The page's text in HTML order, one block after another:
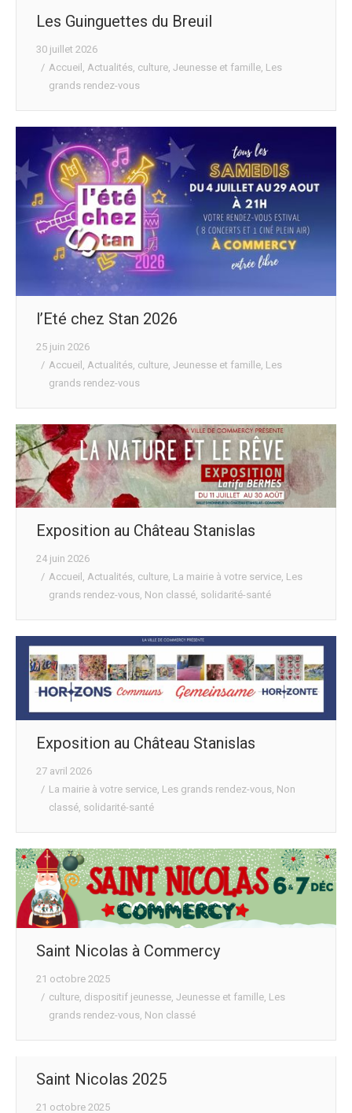
Les Guinguettes du Breuil
30 juillet 2026
Accueil , Actualités, culture, Jeunesse et famille, Les
grands rendez-vous
l’Eté chez Stan 2026
25 juin 2026
Accueil
Actualités culture Jeunesse et famille Les
grands rendez-vous
Exposition au Château Stanislas
24 juin 2026
Accueil , Actualités, culture, La mairie à votre service, Les
grands rendez-vous, Non classé, solidarité-santé
Exposition au Château Stanislas
27 avril 2026
La mairie à votre service Les grands rendez-vous Non
classé solidarité-santé
Saint Nicolas à Commercy
21 octobre 2025
culture, dispositif jeunesse, Jeunesse et famille, Les
grands rendez-vous, Non classé
Saint Nicolas 2025
21 octobre 2025